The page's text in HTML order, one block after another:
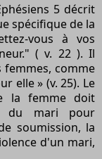
5 décrit
spécifique de la
vous à vos
( v. 22 ). Il
femmes, comme
elle » (v. 25). Le
la femme doit
du mari pour
soumission, la
d'un mari,